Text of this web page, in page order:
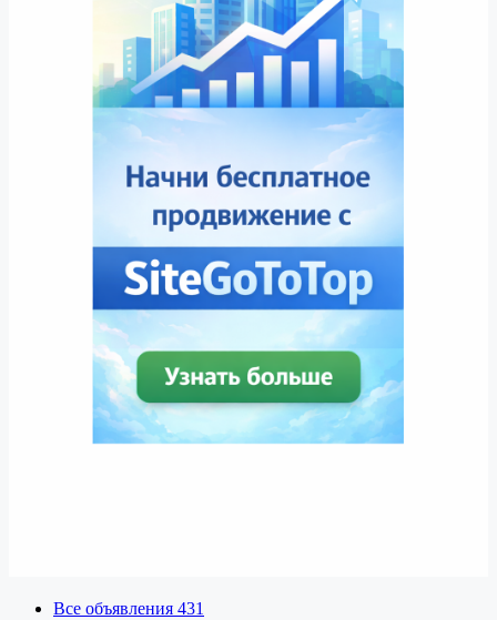
Все объявления 431